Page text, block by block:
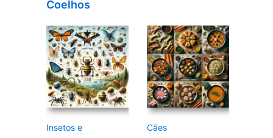
Coelhos
Insetos e
Cães